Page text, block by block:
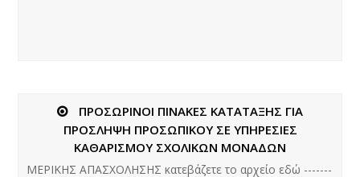
ΠΡΟΣΩΡΙΝΟΙ ΠΙΝΑΚΕΣ ΚΑΤΑΤΑΞΗΣ ΓΙΑ
ΠΡΟΣΛΗΨΗ ΠΡΟΣΩΠΙΚΟΥ ΣΕ ΥΠΗΡΕΣΙΕΣ
ΚΑΘΑΡΙΣΜΟΥ ΣΧΟΛΙΚΩΝ ΜΟΝΑΔΩΝ
ΜΕΡΙΚΗΣ ΑΠΑΣΧΟΛΗΣΗΣ κατεβάζετε το αρχείο εδώ -------